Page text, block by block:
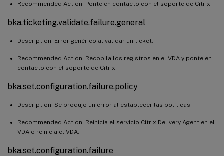
Recommended Action: Ponte en contacto con el soporte de Citrix.
bka.ticketing.validate.failure.general
Description: Error genérico al validar un ticket.
Recommended Action: Recopila los registros en el VDA y ponte en
contacto con el soporte de Citrix.
bka.set.configuration.failure.policy
Description: Se produjo un error al establecer las políticas.
Recommended Action: Reinicia el servicio Citrix Delivery Agent en el
VDA o reinicia el VDA.
bka.set.configuration.failure